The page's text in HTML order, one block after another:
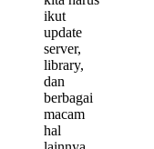
ikut
update
server,
library,
dan
berbagai
macam
hal